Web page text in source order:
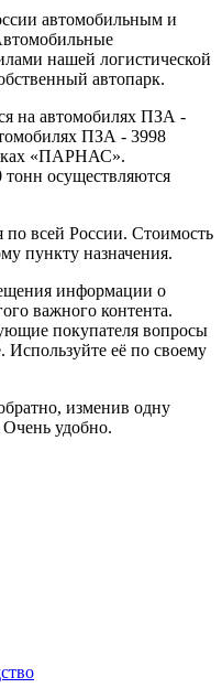
автомобильным и
нашей логистической
автопарк.
на автомобилях ПЗА -
ПЗА - 3998
«ПАРНАС».
осуществляются
по всей России. Стоимость
пункту назначения.
информации о
важного контента.
покупателя вопросы
Используйте её по своему
изменив одну
Очень удобно.